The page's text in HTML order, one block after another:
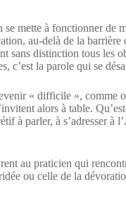
mette à fonctionner de
au-delà de la
sans distinction tous les
c’est la parole qui se
« difficile », comme
alors à table.
à parler, à s’adresser
au praticien qui
ou celle de la